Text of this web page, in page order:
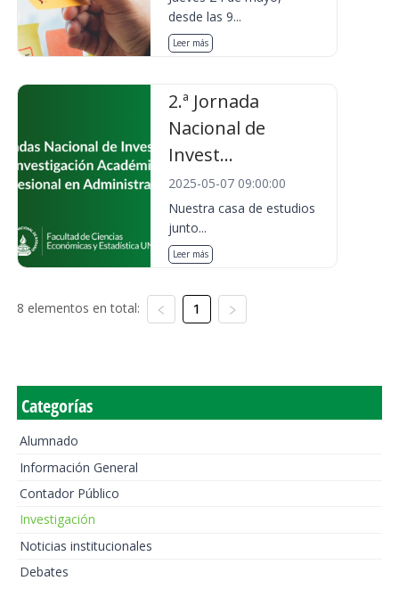
desde las 9...
Leer más
2.ª Jornada
Nacional de
Invest...
2025-05-07 09:00:00
Nuestra casa de estudios
junto...
Leer más
8 elementos en total: 1
Categorías
Alumnado
Información General
Contador Público
Investigación
Noticias institucionales
Debates